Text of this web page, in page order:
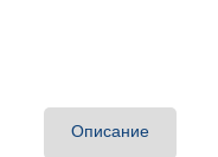
Описание